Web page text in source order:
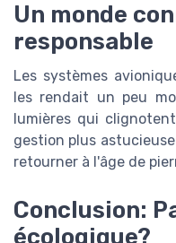
Un monde
responsable
Les systèmes
les rendait un peu
lumières qui
gestion plus
retourner à l'âge de
Conclusion:
écologique?